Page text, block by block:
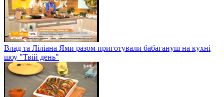
Влад та Ліліана Ями разом приготували бабагануш на кухні
шоу "Твій день"